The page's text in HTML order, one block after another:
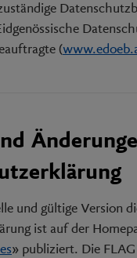
(
und gültige Version
ist auf der
» publiziert. Die